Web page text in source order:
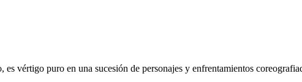
vértigo puro en una sucesión de personajes y enfrentamientos